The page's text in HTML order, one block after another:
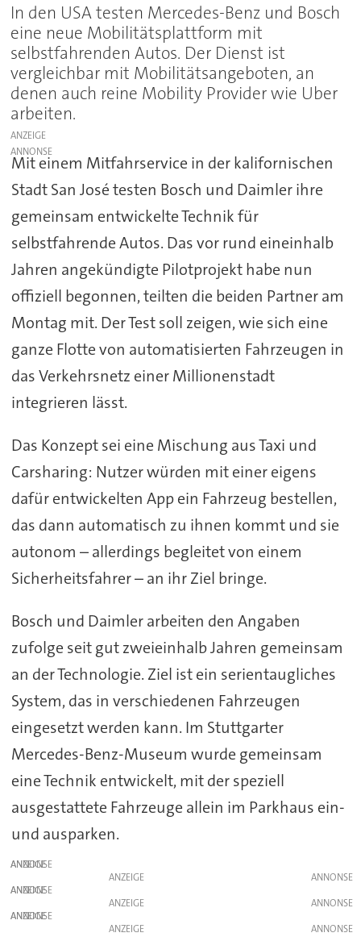
In den USA testen Mercedes-Benz und Bosch
eine neue Mobilitätsplattform mit
selbstfahrenden Autos. Der Dienst ist
vergleichbar mit Mobilitätsangeboten, an
denen auch reine Mobility Provider wie Uber
arbeiten.
ANZEIGE
Mit einem Mitfahrservice in der kalifornischen
Stadt San José testen Bosch und Daimler ihre
gemeinsam entwickelte Technik für
selbstfahrende Autos. Das vor rund eineinhalb
Jahren angekündigte Pilotprojekt habe nun
offiziell begonnen, teilten die beiden Partner am
Montag mit. Der Test soll zeigen, wie sich eine
ganze Flotte von automatisierten Fahrzeugen in
das Verkehrsnetz einer Millionenstadt
integrieren lässt.
Das Konzept sei eine Mischung aus Taxi und
Carsharing: Nutzer würden mit einer eigens
dafür entwickelten App ein Fahrzeug bestellen,
das dann automatisch zu ihnen kommt und sie
autonom – allerdings begleitet von einem
Sicherheitsfahrer – an ihr Ziel bringe.
Bosch und Daimler arbeiten den Angaben
zufolge seit gut zweieinhalb Jahren gemeinsam
an der Technologie. Ziel ist ein serientaugliches
System, das in verschiedenen Fahrzeugen
eingesetzt werden kann. Im Stuttgarter
Mercedes-Benz-Museum wurde gemeinsam
eine Technik entwickelt, mit der speziell
ausgestattete Fahrzeuge allein im Parkhaus ein-
und ausparken.
ANZEIGE
ANZEIGE
ANZEIGE
ANZEIGE
ANZEIGE
ANZEIGE